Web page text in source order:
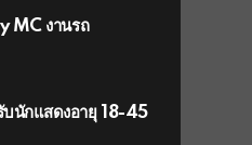
MC งานรถ
นักแสดงอายุ 18-45